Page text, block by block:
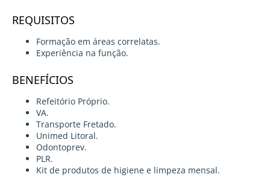
REQUISITOS
Formação em áreas correlatas.
Experiência na função.
BENEFÍCIOS
Refeitório Próprio.
VA.
Transporte Fretado.
Unimed Litoral.
Odontoprev.
PLR.
Kit de produtos de higiene e limpeza mensal.